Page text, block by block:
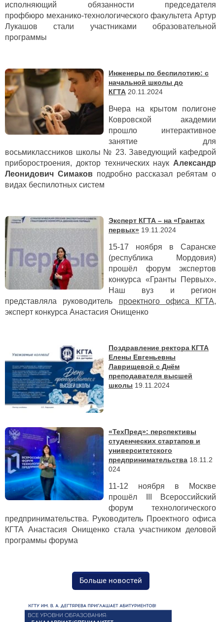
исполняющий обязанности председателя
профбюро механико-технологического факультета Артур
Лукашов стали участниками образовательной
программы
Инженеры по беспилотию: с
начальной школы до
КГТА 20.11.2024
Вчера на крытом полигоне
Ковровской академии
прошло интерактивное
занятие для
восьмиклассников школы № 23. Заведующий кафедрой
приборостроения, доктор технических наук Александр
Леонидович Симаковподробно рассказал ребятам о
видах беспилотных систем
Эксперт КГТА – на «Грантах
первых» 19.11.2024
15-17 ноября в Саранске
(республика Мордовия)
прошёл форум экспертов
конкурса «Гранты Первых».
Наш вуз и регион
представляла руководитель проектного офиса КГТА,
эксперт конкурса Анастасия Онищенко
Поздравление ректора КГТА
Елены Евгеньевны
Лаврищевой с Днём
преподавателя высшей
школы 19.11.2024
«ТехПред»: перспективы
студенческих стартапов и
университетского
предпринимательства 18.11.2
024
11-12 ноября в Москве
прошёл
Всероссийский
форум технологического
предпринимательства. Руководитель Проектного офиса
КГТА Анастасия Онищенко стала участником деловой
программы форума
Больше новостей